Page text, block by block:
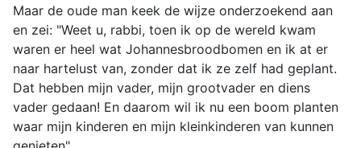
Maar de oude man keek de wijze onderzoekend aan
en zei: "Weet u, rabbi, toen ik op de wereld kwam
waren er heel wat Johannesbroodbomen en ik at er
naar hartelust van, zonder dat ik ze zelf had geplant.
Dat hebben mijn vader, mijn grootvader en diens
vader gedaan! En daarom wil ik nu een boom planten
waar mijn kinderen en mijn kleinkinderen van kunnen